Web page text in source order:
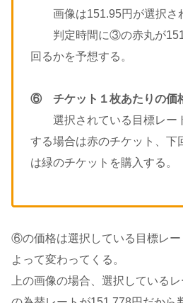
画像は151.95円が選択さ
判定時間に③の赤丸が
回るかを予想する。
⑥ チケット１枚あたりの価
選択されている目標レー
する場合は赤のチケット、下
は緑のチケットを購入する。
⑥の価格は選択している目標レー
よって変わってくる。
上の画像の場合、選択している